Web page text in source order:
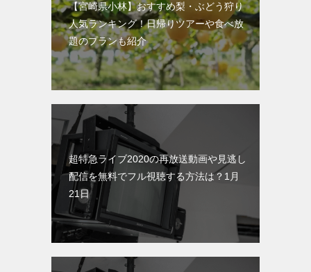
【宮崎県小林】おすすめ梨・ぶどう狩り
人気ランキング！日帰りツアーや食べ放
題のプランも紹介
超特急ライブ2020の再放送動画や見逃し
配信を無料でフル視聴する方法は？1月
21日